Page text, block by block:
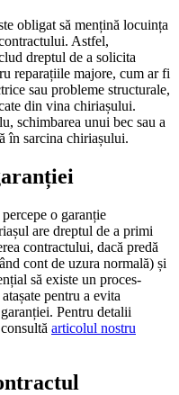
obligat să mențină locuința
Astfel,
dreptul de a solicita
reparațiile majore, cum ar fi
sau probleme structurale,
din vina chiriașului.
schimbarea unui bec sau a
în sarcina chiriașului.
o garanție
are dreptul de a primi
contractului, dacă predă
cont de uzura normală) și
să existe un proces-
pentru a evita
Pentru detalii
articolul nostru